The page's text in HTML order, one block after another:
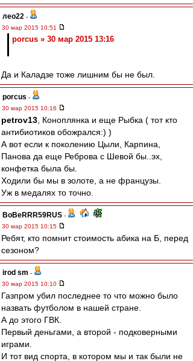
лео22 -
30 мар 2015 10:51
porcus » 30 мар 2015 13:16
Да и Каладзе тоже лишним бы не был.
porcus -
30 мар 2015 10:16
petrov13 , Коноплянка и еще Рыбка ( тот кто
антибиотиков обожрался:) )
А вот если к поколению Цыли, Карпина,
Панова да еще Реброва с Шевой бы..эх,
конфетка была бы.
Ходили бы мы в золоте, а не французы.
Уж в медалях то точно.
BoBeRRR59RUS -
30 мар 2015 10:15
Ребят, кто помнит стоимость абика на Б, перед
сезоном?
irod sm -
30 мар 2015 10:10
Газпром убил последнее то что можно было
назвать футболом в нашей стране.
А до этого ГВК.
Первый деньгами, а второй - подковерными
играми.
И тот вид спорта, в котором мы и так были не